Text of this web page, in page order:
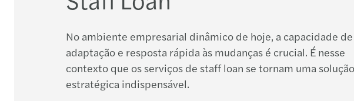
No ambiente empresarial dinâmico de hoje, a capacidade de
adaptação e resposta rápida às mudanças é crucial. É nesse
contexto que os serviços de staff loan se tornam uma solução
estratégica indispensável.